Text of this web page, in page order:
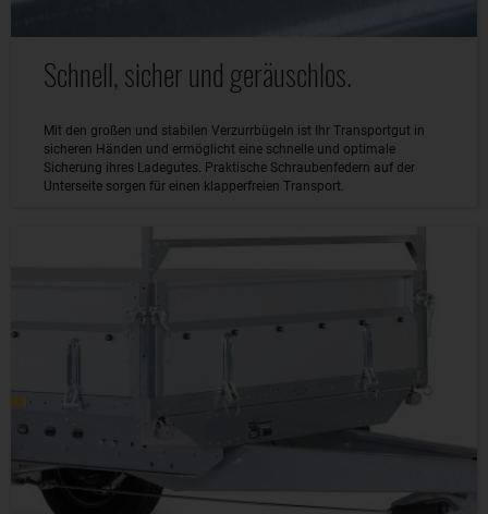
Schnell, sicher und geräuschlos.
Mit den großen und stabilen Verzurrbügeln ist Ihr Transportgut in
sicheren Händen und ermöglicht eine schnelle und optimale
Sicherung ihres Ladegutes. Praktische Schraubenfedern auf der
Unterseite sorgen für einen klapperfreien Transport.